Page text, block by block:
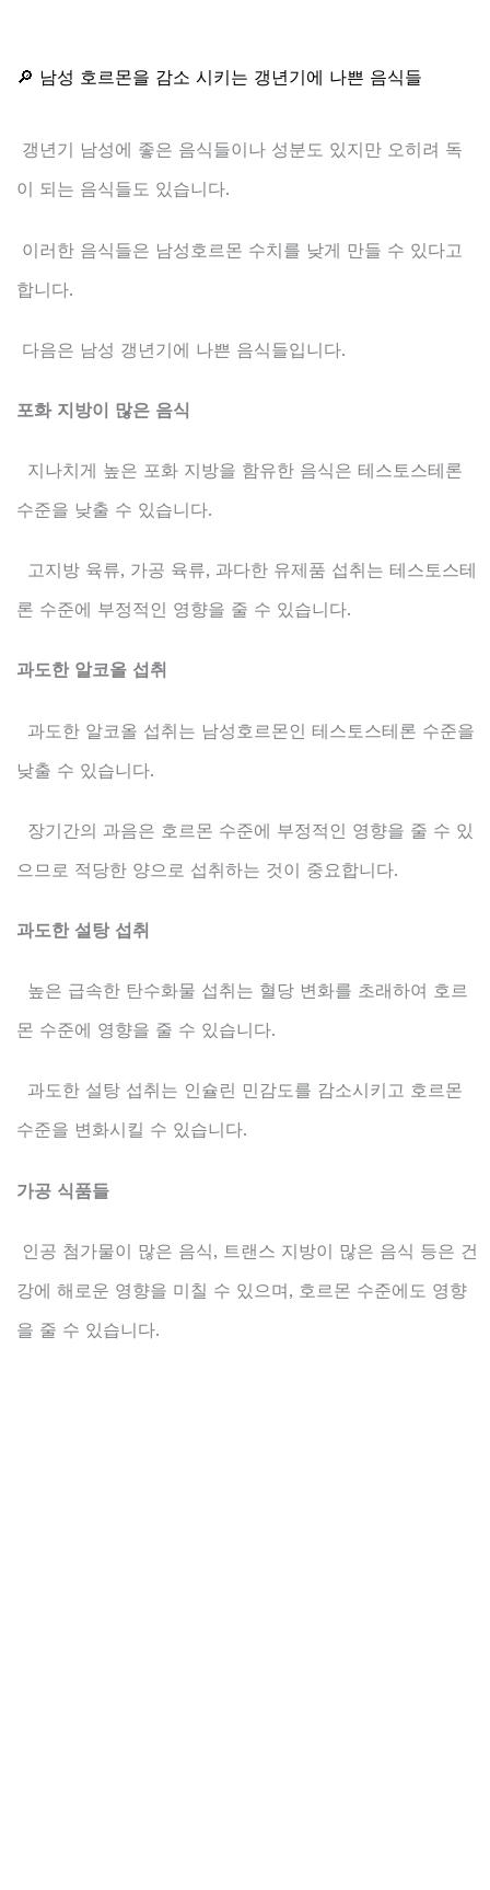
🔎 남성 호르몬을 감소 시키는 갱년기에 나쁜 음식들
갱년기 남성에 좋은 음식들이나 성분도 있지만 오히려 독
이 되는 음식들도 있습니다.
이러한 음식들은 남성호르몬 수치를 낮게 만들 수 있다고
합니다.
다음은 남성 갱년기에 나쁜 음식들입니다.
포화 지방이 많은 음식
지나치게 높은 포화 지방을 함유한 음식은 테스토스테론
수준을 낮출 수 있습니다.
고지방 육류, 가공 육류, 과다한 유제품 섭취는 테스토스테
론 수준에 부정적인 영향을 줄 수 있습니다.
과도한 알코올 섭취
과도한 알코올 섭취는 남성호르몬인 테스토스테론 수준을
낮출 수 있습니다.
장기간의 과음은 호르몬 수준에 부정적인 영향을 줄 수 있
으므로 적당한 양으로 섭취하는 것이 중요합니다.
과도한 설탕 섭취
높은 급속한 탄수화물 섭취는 혈당 변화를 초래하여 호르
몬 수준에 영향을 줄 수 있습니다.
과도한 설탕 섭취는 인슐린 민감도를 감소시키고 호르몬
수준을 변화시킬 수 있습니다.
가공 식품들
인공 첨가물이 많은 음식, 트랜스 지방이 많은 음식 등은 건
강에 해로운 영향을 미칠 수 있으며, 호르몬 수준에도 영향
을 줄 수 있습니다.